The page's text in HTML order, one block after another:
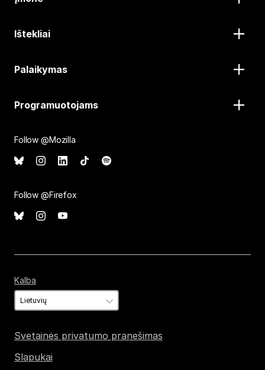
Ištekliai
Palaikymas
Programuotojams
Follow @Mozilla
Follow @Firefox
Kalba
Svetainės privatumo pranešimas
Slapukai